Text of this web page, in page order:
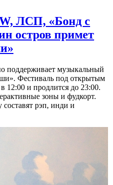
ЛСП, «Бонд с
остров примет
поддерживает музыкальный
Фестиваль под открытым
12:00 и продлится до 23:00.
зоны и фудкорт.
рэп, инди и